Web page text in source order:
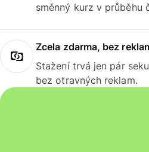
směnný kurz v průběhu
Zcela zdarma, bez
Stažení trvá jen pár
bez otravných reklam.